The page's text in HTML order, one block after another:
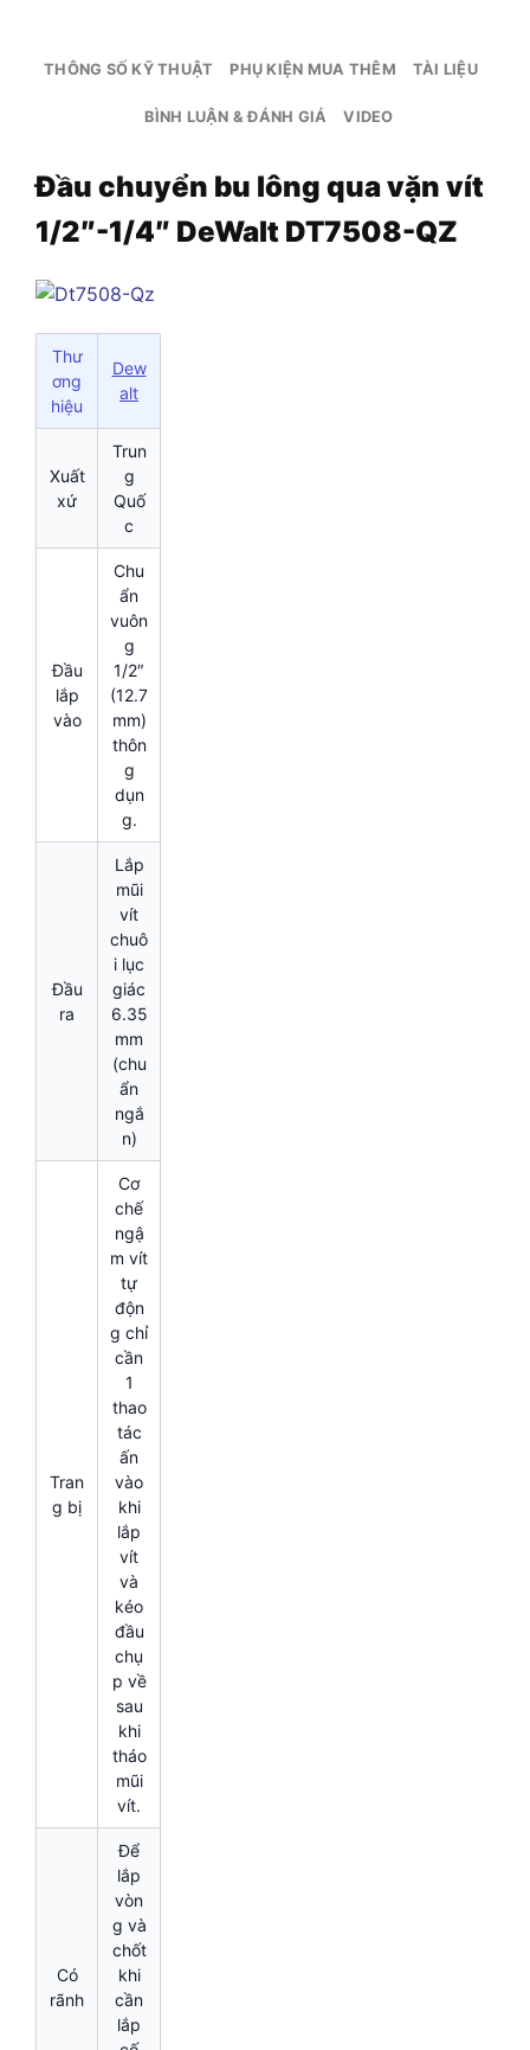
THÔNG SỐ KỸ THUẬT PHỤ KIỆN MUA THÊM TÀI LIỆU
BÌNH LUẬN & ĐÁNH GIÁ VIDEO
Đầu chuyển bu lông qua vặn vít
1/2″-1/4″ DeWalt DT7508-QZ
Thư
ơng
hiệu
Dew
alt
Xuất
xứ
Trun
g
Quố
c
Đầu
lắp
vào
Chu
ẩn
vuôn
g
1/2″
(12.7
mm)
thôn
g
dụn
g.
Đầu
ra
Lắp
mũi
vít
chuô
i lục
giác
6.35
mm
(chu
ẩn
ngắ
n)
Tran
g bị
Cơ
chế
ngậ
m vít
tự
độn
g chỉ
cần
1
thao
tác
ấn
vào
khi
lắp
vít
và
kéo
đầu
chụ
p về
sau
khi
tháo
mũi
vít.
Có
rãnh
Để
lắp
vòn
g và
chốt
khi
cần
lắp